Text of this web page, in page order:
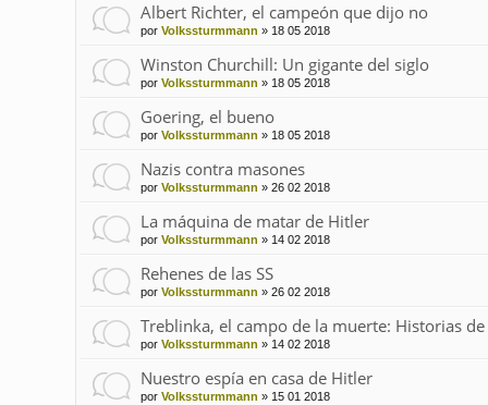
Albert Richter, el campeón que dijo no
por Volkssturmmann » 18 05 2018
Winston Churchill: Un gigante del siglo
por Volkssturmmann » 18 05 2018
Goering, el bueno
por Volkssturmmann » 18 05 2018
Nazis contra masones
por Volkssturmmann » 26 02 2018
La máquina de matar de Hitler
por Volkssturmmann » 14 02 2018
Rehenes de las SS
por Volkssturmmann » 26 02 2018
Treblinka, el campo de la muerte: Historias
por Volkssturmmann » 14 02 2018
Nuestro espía en casa de Hitler
por Volkssturmmann » 15 01 2018